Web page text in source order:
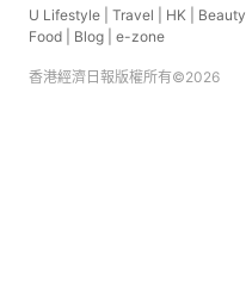
U Lifestyle Travel HK Beauty
Food
Blog e-zone
香港經濟日報版權所有©2026